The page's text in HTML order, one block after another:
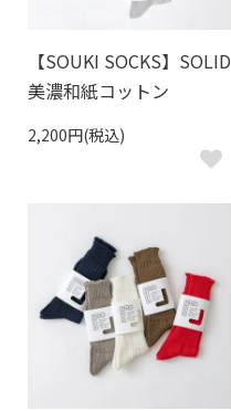
【SOUKI SOCKS】SOLID
美濃和紙コットン
2,200円(税込)